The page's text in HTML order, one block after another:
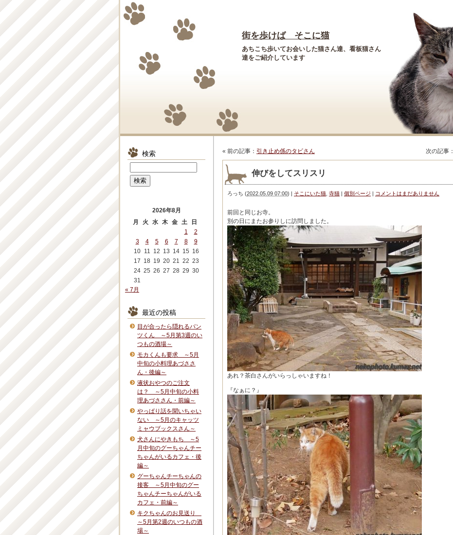
街を歩けば そこに猫
あちこち歩いてお会いした猫さん達、看板猫さん
達をご紹介しています
« 前の記事： 引き止め係のタビさん 次の記事：
伸びをしてスリスリ
ろっち (2022.05.09 07:00) | そこにいた猫 寺猫 | 個別ページ | コメントはまだありません
前回と同じお寺。
別の日にまたお参りしに訪問しました。
あれ？茶白さんがいらっしゃいますね！
『なぁに？』
検索
2026年8月
月
火 水 木 金 土
日
1
2
3
4 5 6 7 8
9
10 11 12 13 14 15 16
17 18 19 20 21 22 23
24 25 26 27 28 29 30
31
« 7月
最近の投稿
目が合ったら隠れるパン
ツくん ～5月第3週のい
つもの酒場～
モカくんも要求 ～5月
中旬の小料理あづささ
ん・後編～
液状おやつのご注文
は？ ～5月中旬の小料
理あづささん・前編～
やっぱり話を聞いちゃい
ない ～5月のキャッツ
ミャウブックスさん～
犬さんにやきもち ～5
月中旬のグーちゃんチー
ちゃんがいるカフェ・後
編～
グーちゃんチーちゃんの
接客 ～5月中旬のグー
ちゃんチーちゃんがいる
カフェ・前編～
キクちゃんのお見送り
～5月第2週のいつもの酒
場～